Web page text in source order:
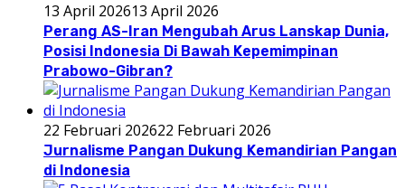
13 April 202613 April 2026
Perang AS-Iran Mengubah Arus Lanskap Dunia,
Posisi Indonesia Di Bawah Kepemimpinan
Prabowo-Gibran?
22 Februari 202622 Februari 2026
Jurnalisme Pangan Dukung Kemandirian Pangan
di Indonesia